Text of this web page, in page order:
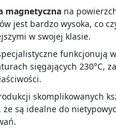
magnetyczna na
jest bardzo wysoka, co
w swojej klasie.
funkcjonują w
sięgających 230°C,
skomplikowanych
że są idealne do